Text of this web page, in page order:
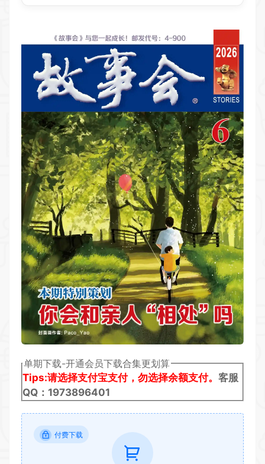
单期下载-开通会员下载合集更划算
Tips:请选择支付宝支付，勿选择余额支付。 客服
QQ：1973896401
付费下载